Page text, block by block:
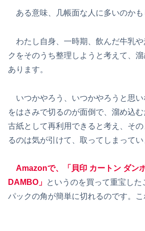
ある意味、几帳面な人に多いのかも
わたし自身、一時期、飲んだ牛乳や
クをそのうち整理しようと考えて、
あります。
いつかやろう、いつかやろうと思い
をはさみで切るのが面倒で、溜め込む
古紙として再利用できると考え、そ
るのは気が引けて、取ってしまってい
Amazonで、「貝印 カートン ダン
DAMBO」 というのを買って重宝し
パックの角が簡単に切れるのです。こ